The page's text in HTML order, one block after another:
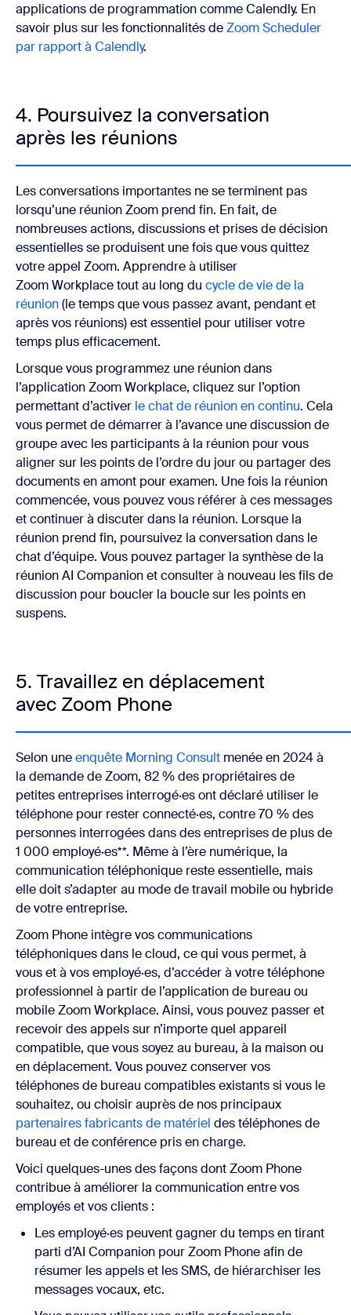
applications de programmation comme Calendly. En
savoir plus sur les fonctionnalités deZoom Scheduler
par rapport à Calendly.
4. Poursuivez la conversation
après les réunions
Les conversations importantes ne se terminent pas
lorsqu’une réunion Zoom prend fin. En fait, de
nombreuses actions, discussions et prises de décision
essentielles se produisent une fois que vous quittez
votre appel Zoom. Apprendre à utiliser
Zoom Workplace tout au long du cycle de vie de la
réunion(le temps que vous passez avant, pendant et
après vos réunions) est essentiel pour utiliser votre
temps plus efficacement.
Lorsque vous programmez une réunion dans
l’application Zoom Workplace, cliquez sur l’option
permettant d’activer le chat de réunion en continu. Cela
vous permet de démarrer à l’avance une discussion de
groupe avec les participants à la réunion pour vous
aligner sur les points de l’ordre du jour ou partager des
documents en amont pour examen. Une fois la réunion
commencée, vous pouvez vous référer à ces messages
et continuer à discuter dans la réunion. Lorsque la
réunion prend fin, poursuivez la conversation dans le
chat d’équipe. Vous pouvez partager la synthèse de la
réunion AI Companion et consulter à nouveau les fils de
discussion pour boucler la boucle sur les points en
suspens.
5. Travaillez en déplacement
avec Zoom Phone
Selon uneenquête Morning Consult menée en 2024 à
la demande de Zoom, 82 % des propriétaires de
petites entreprises interrogé·es ont déclaré utiliser le
téléphone pour rester connecté·es, contre 70 % des
personnes interrogées dans des entreprises de plus de
1 000 employé·es**. Même à l’ère numérique, la
communication téléphonique reste essentielle, mais
elle doit s’adapter au mode de travail mobile ou hybride
de votre entreprise.
Zoom Phone intègre vos communications
téléphoniques dans le cloud, ce qui vous permet, à
vous et à vos employé·es, d’accéder à votre téléphone
professionnel à partir de l’application de bureau ou
mobile Zoom Workplace. Ainsi, vous pouvez passer et
recevoir des appels sur n’importe quel appareil
compatible, que vous soyez au bureau, à la maison ou
en déplacement. Vous pouvez conserver vos
téléphones de bureau compatibles existants si vous le
souhaitez, ou choisir auprès de nos principaux
partenaires fabricants de matériel des téléphones de
bureau et de conférence pris en charge.
Voici quelques-unes des façons dont Zoom Phone
contribue à améliorer la communication entre vos
employés et vos clients :
Les employé·es peuvent gagner du temps en tirant
parti d’AI Companion pour Zoom Phone afin de
résumer les appels et les SMS, de hiérarchiser les
messages vocaux, etc.